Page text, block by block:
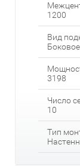
1200
Вид
Боковое
3198
Число
10
Тип